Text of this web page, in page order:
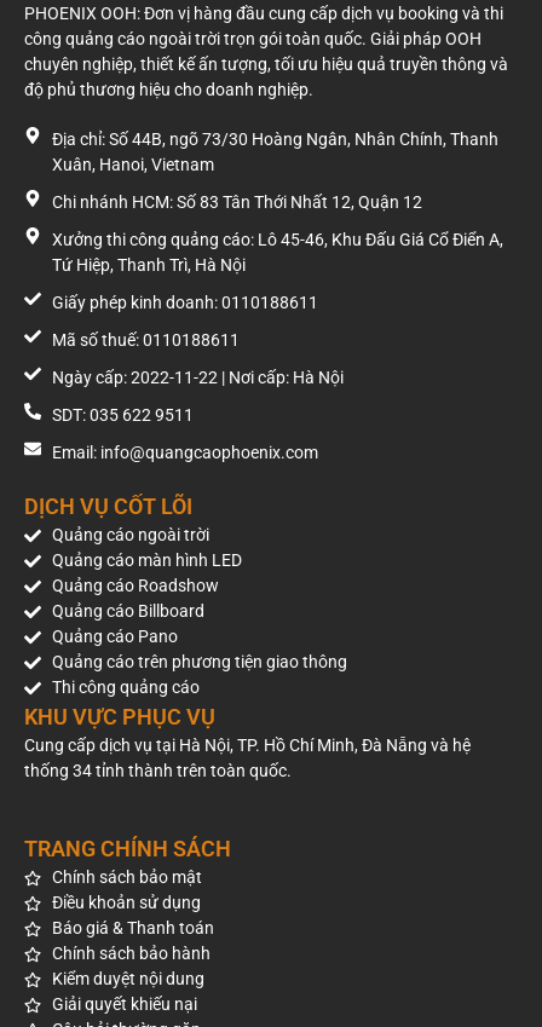
PHOENIX OOH: Đơn vị hàng đầu cung cấp dịch vụ booking và thi
công quảng cáo ngoài trời trọn gói toàn quốc. Giải pháp OOH
chuyên nghiệp, thiết kế ấn tượng, tối ưu hiệu quả truyền thông và
độ phủ thương hiệu cho doanh nghiệp.
Địa chỉ: Số 44B, ngõ 73/30 Hoàng Ngân, Nhân Chính, Thanh
Xuân, Hanoi, Vietnam
Chi nhánh HCM: Số 83 Tân Thới Nhất 12, Quận 12
Xưởng thi công quảng cáo: Lô 45-46, Khu Đấu Giá Cổ Điển A,
Tứ Hiệp, Thanh Trì, Hà Nội
Giấy phép kinh doanh: 0110188611
Mã số thuế: 0110188611
Ngày cấp: 2022-11-22 | Nơi cấp: Hà Nội
SDT: 035 622 9511
Email: info@quangcaophoenix.com
DỊCH VỤ CỐT LÕI
Quảng cáo ngoài trời
Quảng cáo màn hình LED
Quảng cáo Roadshow
Quảng cáo Billboard
Quảng cáo Pano
Quảng cáo trên phương tiện giao thông
Thi công quảng cáo
KHU VỰC PHỤC VỤ
Cung cấp dịch vụ tại Hà Nội, TP. Hồ Chí Minh, Đà Nẵng và hệ
thống 34 tỉnh thành trên toàn quốc.
TRANG CHÍNH SÁCH
Chính sách bảo mật
Điều khoản sử dụng
Báo giá & Thanh toán
Chính sách bảo hành
Kiểm duyệt nội dung
Giải quyết khiếu nại